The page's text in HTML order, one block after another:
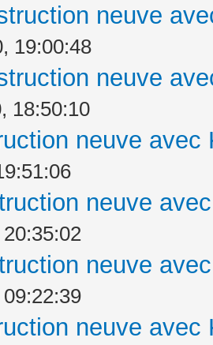
neuve
19:00:48
neuve
18:50:10
neuve avec
neuve
neuve
neuve avec